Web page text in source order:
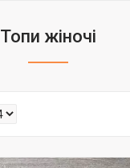
Топи жіночі